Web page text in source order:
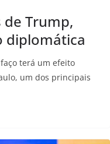
Trump,
diplomática
terá um efeito
um dos principais